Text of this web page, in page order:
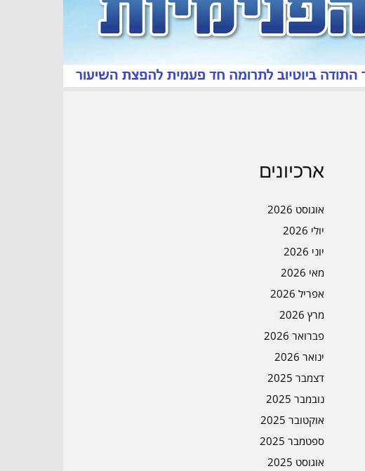
ארכיונים
אוגוסט 2026
יולי 2026
יוני 2026
מאי 2026
אפריל 2026
מרץ 2026
פברואר 2026
ינואר 2026
דצמבר 2025
נובמבר 2025
אוקטובר 2025
ספטמבר 2025
אוגוסט 2025